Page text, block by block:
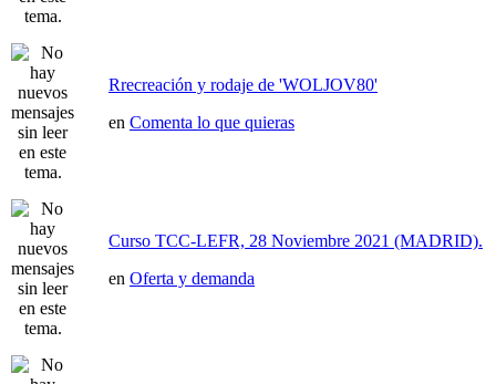
Rrecreación y rodaje de 'WOLJOV80'
en Comenta lo que quieras
Curso TCC-LEFR, 28 Noviembre 2021 (MADRID).
en Oferta y demanda